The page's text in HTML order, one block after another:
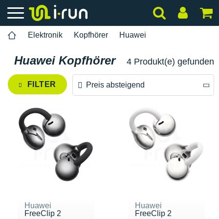
Elektronik Kopfhörer Huawei
Huawei Kopfhörer 4 Produkt(e) gefunden
FILTER Preis absteigend
Preis aufsteigend
Huawei
FreeClip 2
Huawei
FreeClip 2